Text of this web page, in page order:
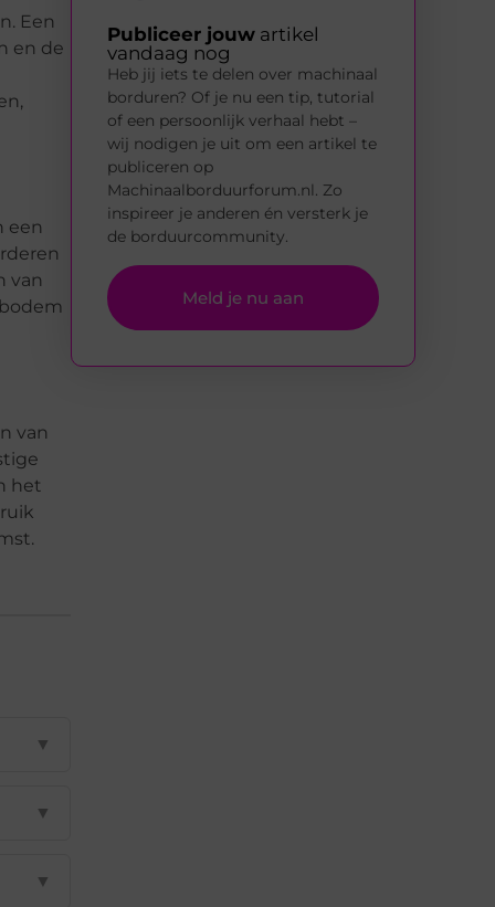
Een
en de
een
van
van
het
▼
▼
▼
Publiceer jouw artikel
vandaag nog
Heb jij iets te delen over machinaal
borduren? Of je nu een tip, tutorial
of een persoonlijk verhaal hebt –
wij nodigen je uit om een artikel te
publiceren op
Machinaalborduurforum.nl. Zo
inspireer je anderen én versterk je
de borduurcommunity.
Meld je nu aan